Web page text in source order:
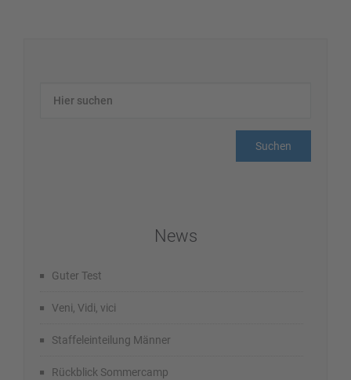
News
Guter Test
Veni, Vidi, vici
Staffeleinteilung Männer
Rückblick Sommercamp